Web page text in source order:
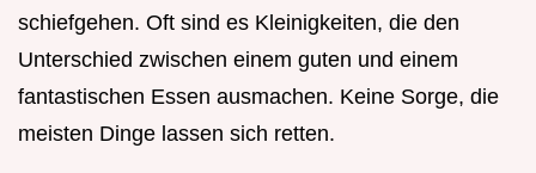
schiefgehen. Oft sind es Kleinigkeiten, die den
Unterschied zwischen einem guten und einem
fantastischen Essen ausmachen. Keine Sorge, die
meisten Dinge lassen sich retten.